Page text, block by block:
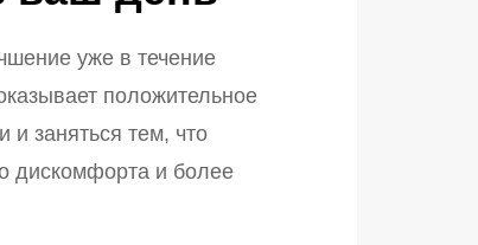
уже в течение
положительное
и заняться тем, что
дискомфорта и более